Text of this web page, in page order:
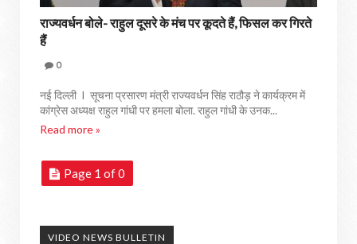
राज्‍यवर्धन बोले- राहुल दूसरे के मंच पर कूदते हैं, फिसल कर गिरते
हैं
0
नई दिल्ली I सूचना प्रसारण मंत्री राज्यवर्धन सिंह राठौड़ ने कार्यक्रम में
कांग्रेस अध्यक्ष राहुल गांधी पर हमला बोला. राहुल गांधी के उनक...
Read more »
Page 1 of 0
VIDEO NEWS BULLETIN